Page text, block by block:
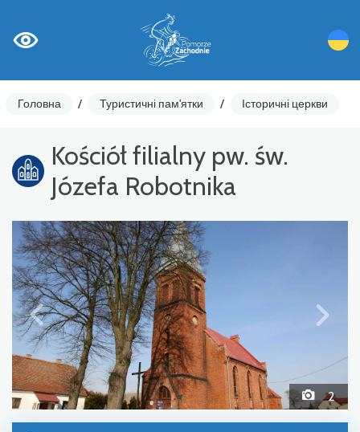
Головна / Туристичні пам'ятки / Історичні церкви
Kościół filialny pw. św.
Józefa Robotnika
2